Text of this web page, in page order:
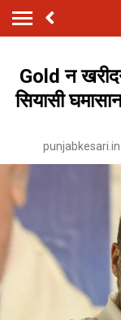
Gold न
सियासी